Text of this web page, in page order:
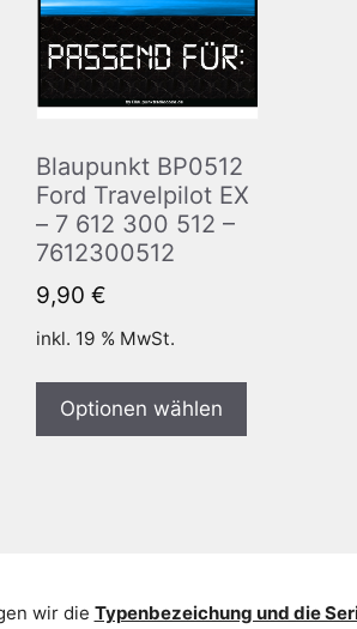
Blaupunkt BP0512
Ford Travelpilot EX
– 7 612 300 512 –
7612300512
9,90 €
inkl. 19 % MwSt.
Optionen wählen
wir die Typenbezeichung und die